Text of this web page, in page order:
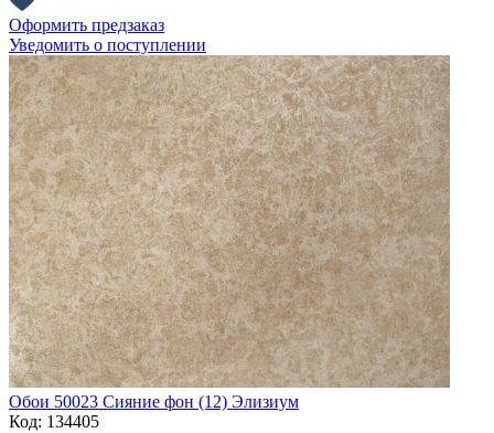
Оформить предзаказ
Уведомить о поступлении
Обои 50023 Сияние фон (12) Элизиум
Код: 134405